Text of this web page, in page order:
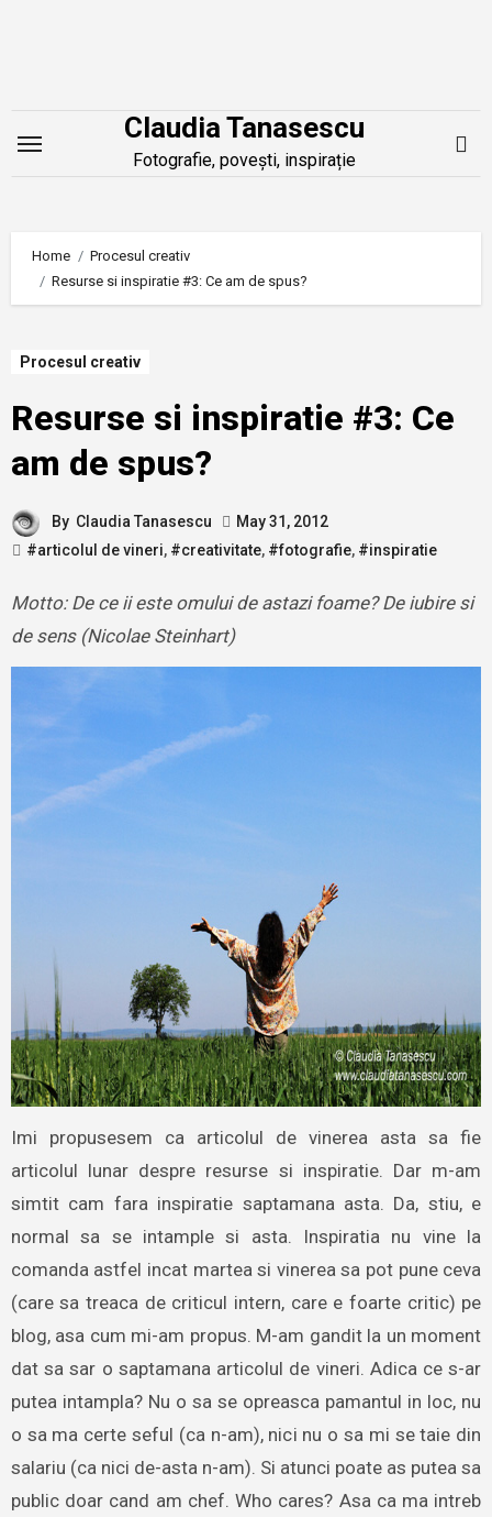
Claudia Tanasescu
Fotografie, povești, inspirație
Home
Procesul creativ
Resurse si inspiratie #3: Ce am de spus?
Procesul creativ
Resurse si inspiratie #3: Ce
am de spus?
By Claudia Tanasescu
May 31, 2012
#articolul de vineri, #creativitate, #fotografie, #inspiratie
Motto: De ce ii este omului de astazi foame? De iubire si
de sens (Nicolae Steinhart)
Imi propusesem ca articolul de vinerea asta sa fie
articolul lunar despre resurse si inspiratie. Dar m-am
simtit cam fara inspiratie saptamana asta. Da, stiu, e
normal sa se intample si asta. Inspiratia nu vine la
comanda astfel incat martea si vinerea sa pot pune ceva
(care sa treaca de criticul intern, care e foarte critic) pe
blog, asa cum mi-am propus. M-am gandit la un moment
dat sa sar o saptamana articolul de vineri. Adica ce s-ar
putea intampla? Nu o sa se opreasca pamantul in loc, nu
o sa ma certe seful (ca n-am), nici nu o sa mi se taie din
salariu (ca nici de-asta n-am). Si atunci poate as putea sa
public doar cand am chef. Who cares? Asa ca ma intreb